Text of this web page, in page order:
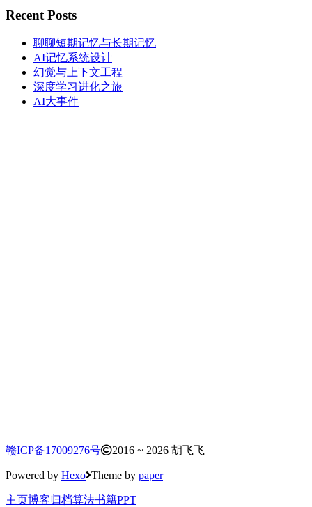
Recent Posts
聊聊短期记忆与长期记忆
AI记忆系统设计
幻觉与上下文工程
深度学习进化之旅
AI大事件
赣ICP备17009276号 2016 ~ 2026 胡飞飞
Powered by Hexo Theme by paper
主页博客归档算法书籍PPT